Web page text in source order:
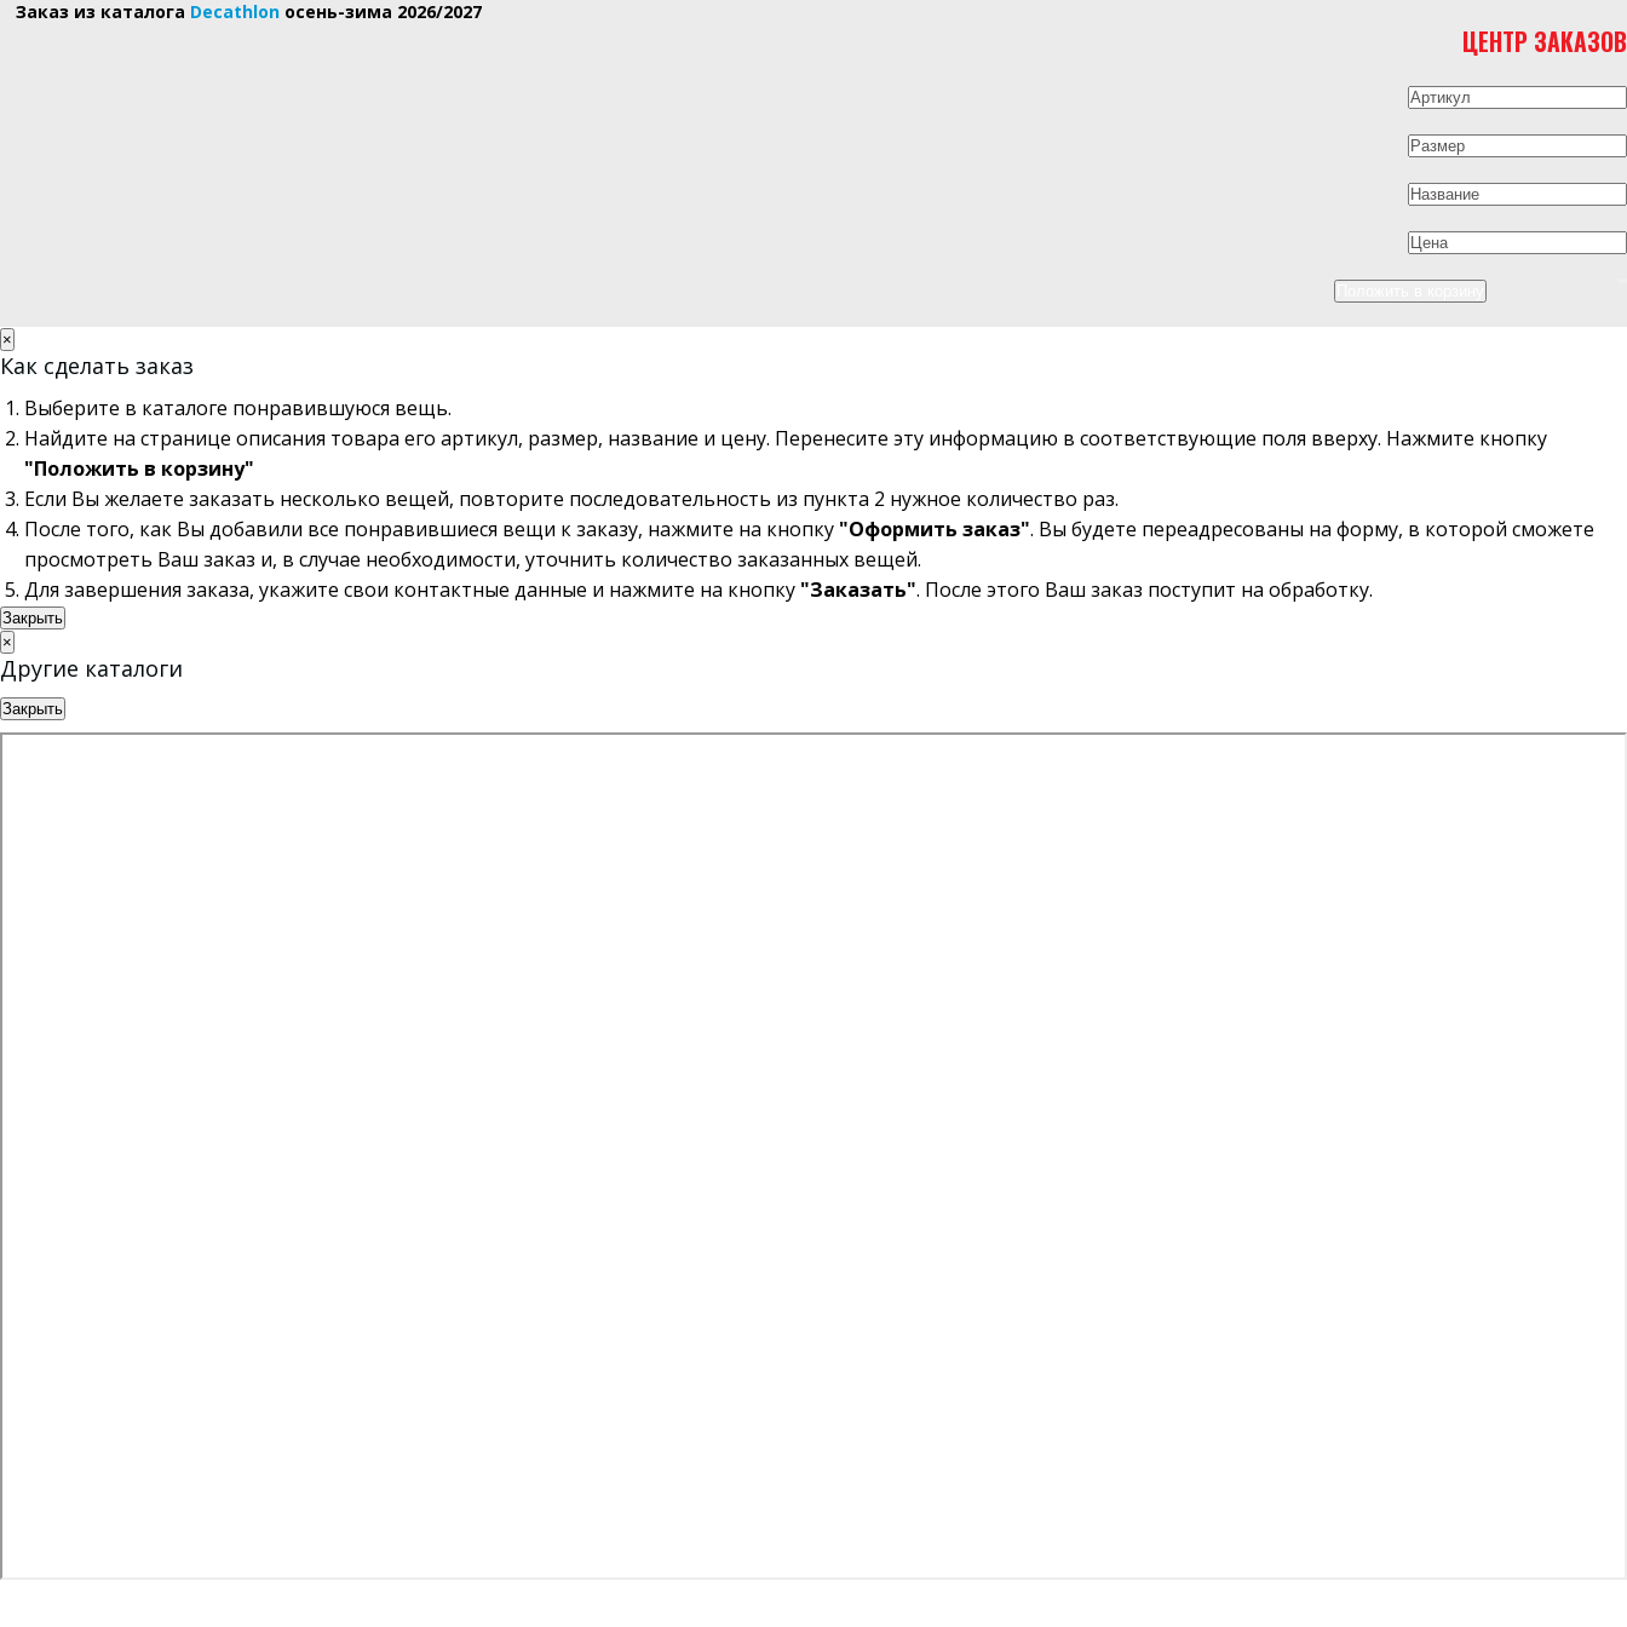
Заказ из каталога Decathlon осень-зима 2026/2027
ЦЕНТР ЗАКАЗОВ
×
Как сделать заказ
Выберите в каталоге понравившуюся вещь.
Найдите на странице описания товара его артикул, размер, название и цену. Перенесите эту информацию в соответствующие поля вверху. Нажмите кнопку
"Положить в корзину"
Если Вы желаете заказать несколько вещей, повторите последовательность из пункта 2 нужное количество раз.
После того, как Вы добавили все понравившиеся вещи к заказу, нажмите на кнопку "Оформить заказ". Вы будете переадресованы на форму, в которой сможете
просмотреть Ваш заказ и, в случае необходимости, уточнить количество заказанных вещей.
Для завершения заказа, укажите свои контактные данные и нажмите на кнопку "Заказать". После этого Ваш заказ поступит на обработку.
Закрыть
×
Другие каталоги
Закрыть